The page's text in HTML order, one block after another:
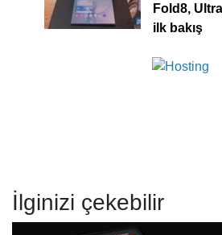
Fold8,
ilk bakış
İlginizi çekebilir